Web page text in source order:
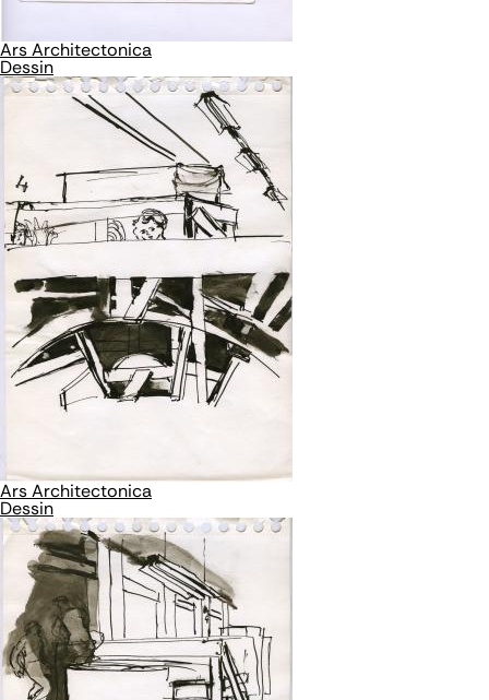
Ars Architectonica
Dessin
Ars Architectonica
Dessin